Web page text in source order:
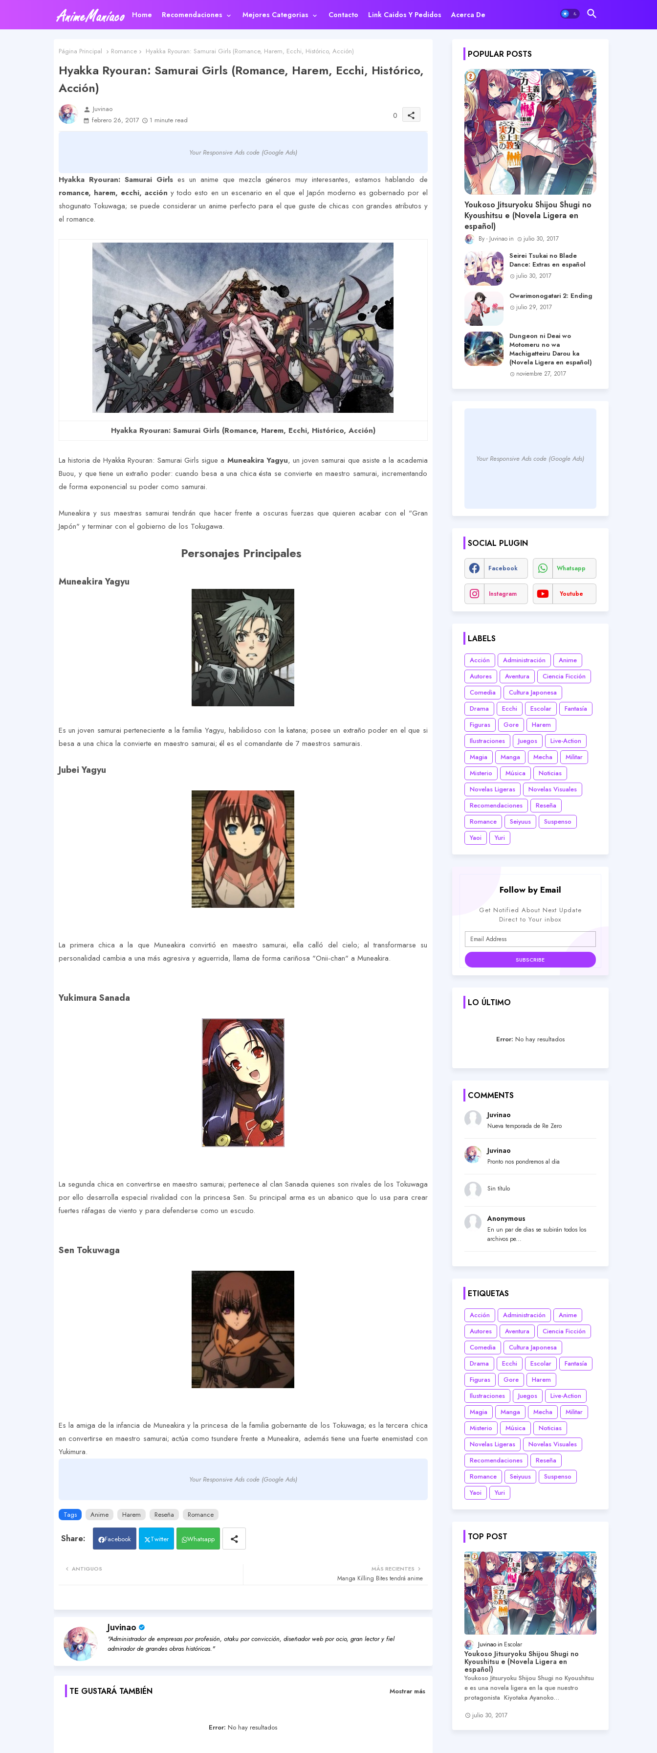
Home Recomendaciones Mejores Categorias Contacto Link Caidos Y Pedidos Acerca De
Página Principal Romance Hyakka Ryouran: Samurai Girls (Romance, Harem, Ecchi, Histórico, Acción)
Hyakka Ryouran: Samurai Girls (Romance, Harem, Ecchi, Histórico,
Acción)
person Juvinao
febrero 26, 2017
1 minute read 0 share
Your Responsive Ads code (Google Ads)
Hyakka Ryouran: Samurai Girlses un anime que mezcla géneros muy interesantes, estamos hablando de
romance, harem, ecchi, accióny todo esto en un escenario en el que el Japón moderno es gobernado por el
shogunato Tokuwaga; se puede considerar un anime perfecto para el que guste de chicas con grandes atributos y
el romance.
Hyakka Ryouran: Samurai Girls (Romance, Harem, Ecchi, Histórico, Acción)
La historia de Hyakka Ryouran: Samurai Girls sigue a Muneakira Yagyu, un joven samurai que asiste a la academia
Buou, y que tiene un extraño poder: cuando besa a una chica ésta se convierte en maestro samurai, incrementando
de forma exponencial su poder como samurai.
Muneakira y sus maestras samurai tendrán que hacer frente a oscuras fuerzas que quieren acabar con el "Gran
Japón" y terminar con el gobierno de los Tokugawa.
Personajes Principales
Muneakira Yagyu
Es un joven samurai perteneciente a la familia Yagyu, habilidoso con la katana; posee un extraño poder en el que si
besa a una chica la convierte en maestro samurai; él es el comandante de 7 maestros samurais.
Jubei Yagyu
La primera chica a la que Muneakira convirtió en maestro samurai, ella calló del cielo; al transformarse su
personalidad cambia a una más agresiva y aguerrida, llama de forma cariñosa "Onii-chan" a Muneakira.
Yukimura Sanada
La segunda chica en convertirse en maestro samurai; pertenece al clan Sanada quienes son rivales de los Tokuwaga
por ello desarrolla especial rivalidad con la princesa Sen. Su principal arma es un abanico que lo usa para crear
fuertes ráfagas de viento y para defenderse como un escudo.
Sen Tokuwaga
Es la amiga de la infancia de Muneakira y la princesa de la familia gobernante de los Tokuwaga; es la tercera chica
en convertirse en maestro samurai; actúa como tsundere frente a Muneakira, además tiene una fuerte enemistad con
Yukimura.
Your Responsive Ads code (Google Ads)
Tags Anime Harem Reseña Romance
Facebook Twitter Whatsapp
MÁS RECIENTES
Manga Killing Bites tendrá anime
ANTIGUOS
Juvinao
"Administrador de empresas por profesión, otaku por convicción, diseñador web por ocio, gran lector y fiel
admirador de grandes obras históricas."
TE GUSTARÁ TAMBIÉN Mostrar más
Error: No hay resultados
POPULAR POSTS
Youkoso Jitsuryoku Shijou Shugi no
Kyoushitsu e (Novela Ligera en
español)
Juvinao julio 30, 2017
Seirei Tsukai no Blade
Dance: Extras en español
julio 30, 2017
Owarimonogatari 2: Ending
julio 29, 2017
Dungeon ni Deai wo
Motomeru no wa
Machigatteiru Darou ka
(Novela Ligera en español)
noviembre 27, 2017
Your Responsive Ads code (Google Ads)
SOCIAL PLUGIN
Facebook Whatsapp
Instagram Youtube
LABELS
Acción Administración
Anime
Autores
Aventura
Ciencia Ficción
Comedia
Cultura Japonesa
Drama
Ecchi Escolar
Fantasía
Figuras
Gore
Harem
Ilustraciones
Juegos
Live-Action
Magia
Manga Mecha
Militar
Misterio
Música
Noticias
Novelas Ligeras
Novelas Visuales
Recomendaciones
Reseña
Romance
Seiyuus
Suspenso
Yaoi
Yuri
Follow by Email
Get Notified About Next Update
Direct to Your inbox
LO ÚLTIMO
Error: No hay resultados
COMMENTS
Juvinao
Nueva temporada de Re Zero
Juvinao
Pronto nos pondremos al dia
Sin título
Anonymous
En un par de dias se subirán todos los
archivos pe...
ETIQUETAS
Acción Administración
Anime
Autores
Aventura
Ciencia Ficción
Comedia
Cultura Japonesa
Drama
Ecchi Escolar
Fantasía
Figuras
Gore
Harem
Ilustraciones
Juegos
Live-Action
Magia
Manga Mecha
Militar
Misterio
Música
Noticias
Novelas Ligeras
Novelas Visuales
Recomendaciones
Reseña
Romance
Seiyuus
Suspenso
Yaoi
Yuri
TOP POST
Juvinao Escolar
Youkoso Jitsuryoku Shijou Shugi no
Kyoushitsu e (Novela Ligera en
español)
Youkoso Jitsuryoku Shijou Shugi no Kyoushitsu
e es una novela ligera en la que nuestro
protagonista Kiyotaka Ayanoko…
julio 30, 2017